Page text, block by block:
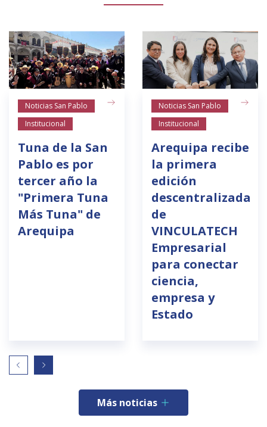
Noticias San Pablo
Institucional
Tuna de la San
Pablo es por
tercer año la
"Primera Tuna
Más Tuna" de
Arequipa
Noticias San Pablo
Institucional
Arequipa recibe
la primera
edición
descentralizada
de
VINCULATECH
Empresarial
para conectar
ciencia,
empresa y
Estado
Más noticias